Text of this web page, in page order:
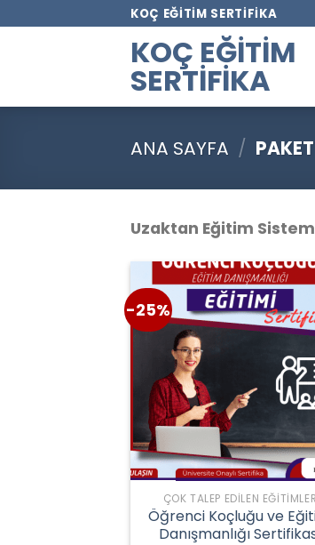
KOÇ EĞITIM SERTIFIKA
KOÇ EĞITIM
SERTIFIKA
ANA SAYFA /
Uzaktan Eğitim
-25%
ÇOK TALEP EDILEN EĞITIMLER
Öğrenci Koçluğu ve
Danışmanlığı